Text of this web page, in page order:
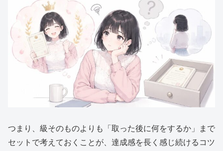
つまり、級そのものよりも「取った後に何をするか」まで
セットで考えておくことが、達成感を長く感じ続けるコツ